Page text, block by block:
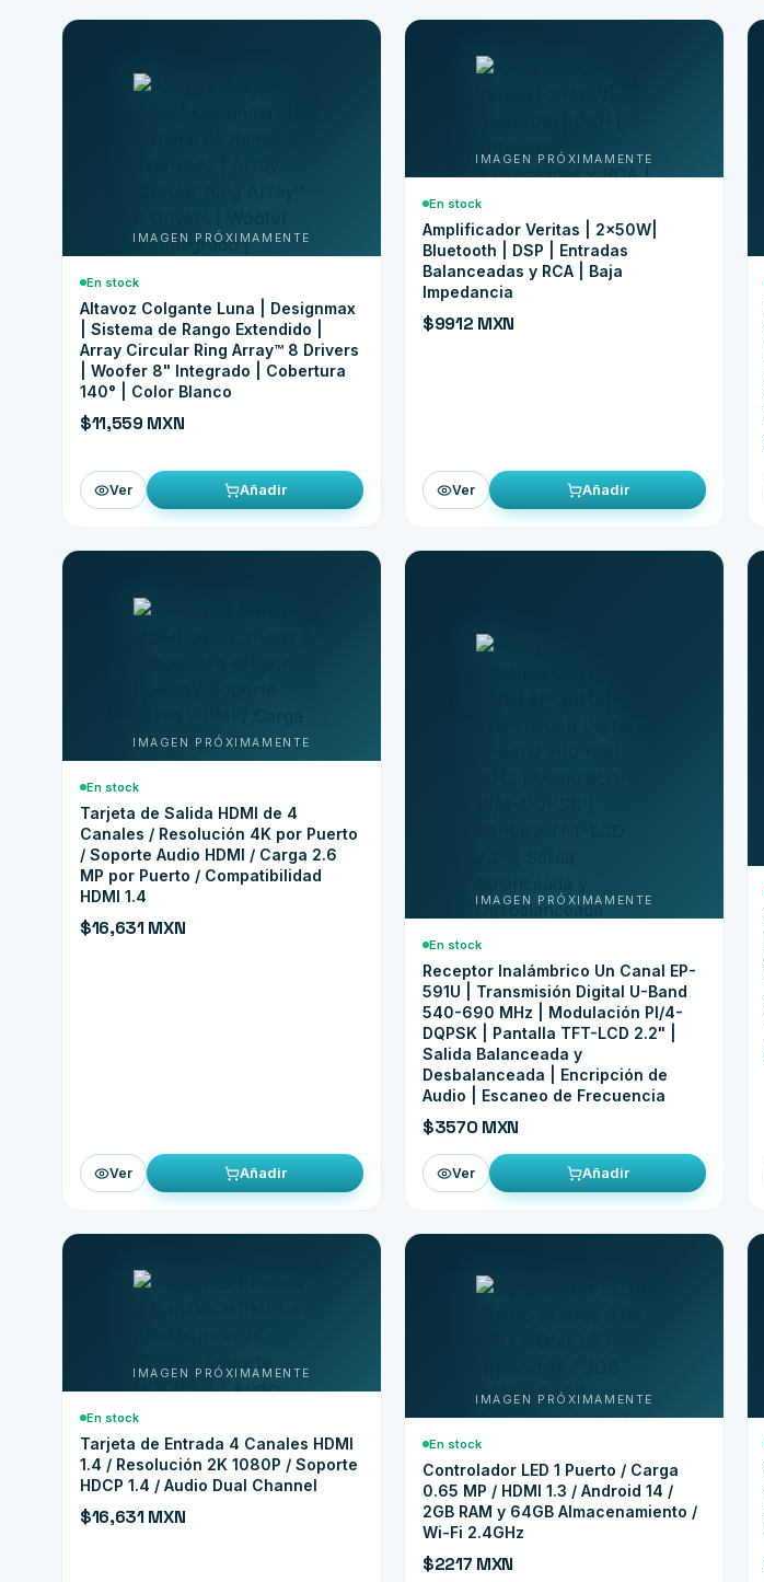
En stock
Altavoz Colgante Luna | Designmax
| Sistema de Rango Extendido |
Array Circular Ring Array™ 8 Drivers
| Woofer 8" Integrado | Cobertura
140° | Color Blanco
$11,559 MXN
Ver Añadir
En stock
Amplificador Veritas | 2x50W|
Bluetooth | DSP | Entradas
Balanceadas y RCA | Baja
Impedancia
$9912 MXN
Ver Añadir
En stock
Tarjeta de Salida HDMI de 4
Canales / Resolución 4K por Puerto
/ Soporte Audio HDMI / Carga 2.6
MP por Puerto / Compatibilidad
HDMI 1.4
$16,631 MXN
Ver Añadir
En stock
Receptor Inalámbrico Un Canal EP-
591U | Transmisión Digital U-Band
540-690 MHz | Modulación PI/4-
DQPSK | Pantalla TFT-LCD 2.2" |
Salida Balanceada y
Desbalanceada | Encripción de
Audio | Escaneo de Frecuencia
$3570 MXN
Ver Añadir
En stock
Tarjeta de Entrada 4 Canales HDMI
1.4 / Resolución 2K 1080P / Soporte
HDCP 1.4 / Audio Dual Channel
$16,631 MXN
En stock
Controlador LED 1 Puerto / Carga
0.65 MP / HDMI 1.3 / Android 14 /
2GB RAM y 64GB Almacenamiento /
Wi-Fi 2.4GHz
$2217 MXN